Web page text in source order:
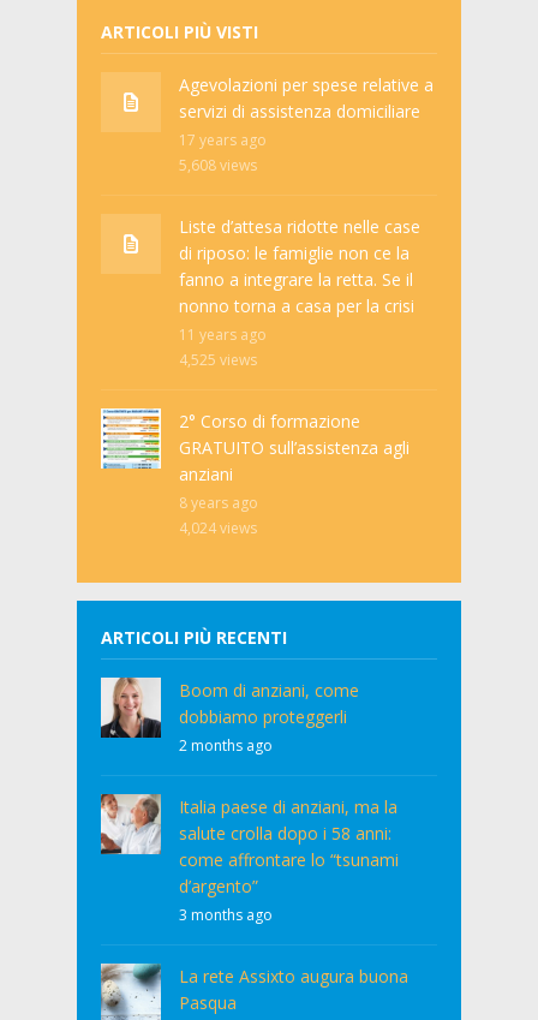
ARTICOLI PIÙ VISTI
Agevolazioni per spese relative a
servizi di assistenza domiciliare
17 years ago
5,608views
Liste d’attesa ridotte nelle case
di riposo: le famiglie non ce la
fanno a integrare la retta. Se il
nonno torna a casa per la crisi
11 years ago
4,525 views
2° Corso di formazione
GRATUITO sull’assistenza agli
anziani
8 years ago
4,024views
ARTICOLI PIÙ RECENTI
Boom di anziani, come
dobbiamo proteggerli
2 months ago
Italia paese di anziani, ma la
salute crolla dopo i 58 anni:
come affrontare lo “tsunami
d’argento”
3 months ago
La rete Assixto augura buona
Pasqua